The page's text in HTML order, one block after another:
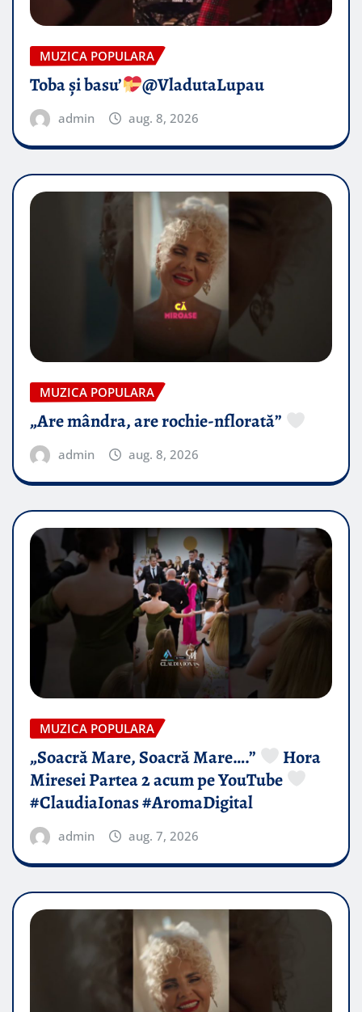
MUZICA POPULARA
Toba și basu’ @VladutaLupau
admin aug. 8, 2026
MUZICA POPULARA
„Are mândra, are rochie-nflorată”
admin aug. 8, 2026
MUZICA POPULARA
„Soacră Mare, Soacră Mare….”
Hora
Miresei Partea 2 acum pe YouTube
#ClaudiaIonas #AromaDigital
admin aug. 7, 2026